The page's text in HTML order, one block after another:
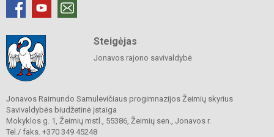
Steigėjas
Jonavos rajono savivaldybė
Jonavos Raimundo Samulevičiaus progimnazijos Žeimių skyrius
Savivaldybės biudžetinė įstaiga
Mokyklos g. 1, Žeimių mstl., 55386, Žeimių sen., Jonavos r.
Tel./ faks. +370 349 45248